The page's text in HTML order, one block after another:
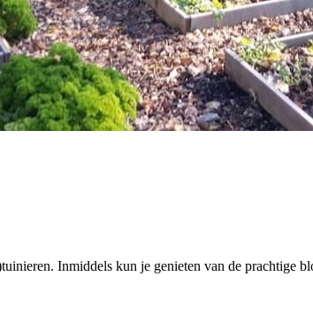
Inmiddels kun je genieten van de prachtige